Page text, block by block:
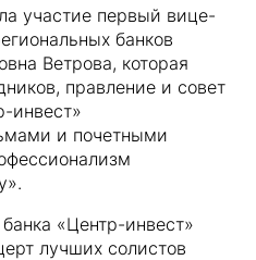
участие первый вице-
банков
Ветрова, которая
правление и совет
инвест»
и почетными
«Центр-инвест»
лучших солистов